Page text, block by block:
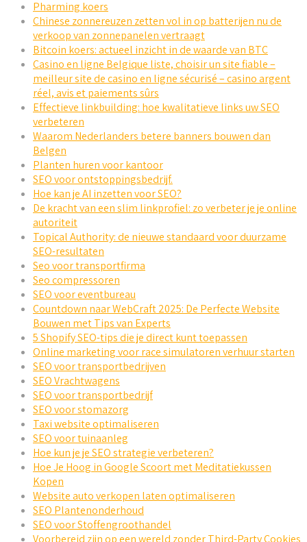
Pharming koers
Chinese zonnereuzen zetten vol in op batterijen nu de
verkoop van zonnepanelen vertraagt
Bitcoin koers: actueel inzicht in de waarde van BTC
Casino en ligne Belgique liste, choisir un site fiable –
meilleur site de casino en ligne sécurisé – casino argent
réel, avis et paiements sûrs
Effectieve linkbuilding: hoe kwalitatieve links uw SEO
verbeteren
Waarom Nederlanders betere banners bouwen dan
Belgen
Planten huren voor kantoor
SEO voor ontstoppingsbedrijf.
Hoe kan je AI inzetten voor SEO?
De kracht van een slim linkprofiel: zo verbeter je je online
autoriteit
Topical Authority: de nieuwe standaard voor duurzame
SEO-resultaten
Seo voor transportfirma
Seo compressoren
SEO voor eventbureau
Countdown naar WebCraft 2025: De Perfecte Website
Bouwen met Tips van Experts
5 Shopify SEO-tips die je direct kunt toepassen
Online marketing voor race simulatoren verhuur starten
SEO voor transportbedrijven
SEO Vrachtwagens
SEO voor transportbedrijf
SEO voor stomazorg
Taxi website optimaliseren
SEO voor tuinaanleg
Hoe kun je je SEO strategie verbeteren?
Hoe Je Hoog in Google Scoort met Meditatiekussen
Kopen
Website auto verkopen laten optimaliseren
SEO Plantenonderhoud
SEO voor Stoffengroothandel
Voorbereid zijn op een wereld zonder Third-Party Cookies